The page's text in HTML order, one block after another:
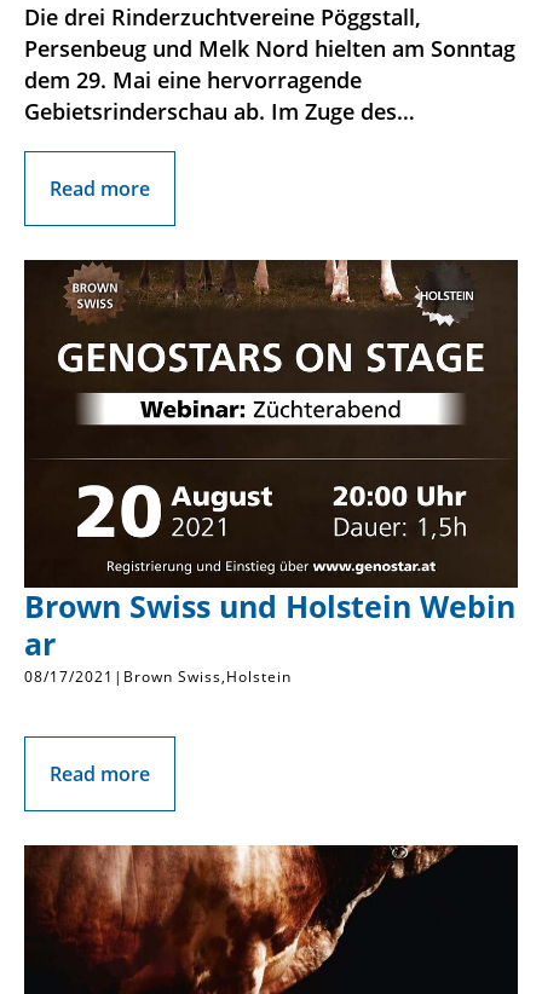
Die drei Rinderzuchtvereine Pöggstall,
Persenbeug und Melk Nord hielten am Sonntag
dem 29. Mai eine hervorragende
Gebietsrinderschau ab. Im Zuge des…
Read more
Brown Swiss und Holstein Webin
ar
08/17/2021 | Brown Swiss Holstein
Read more